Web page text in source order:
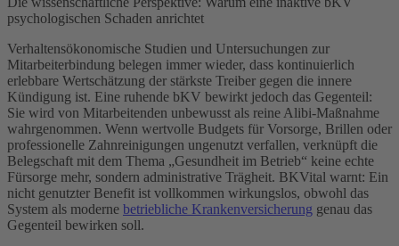
psychologischen Schaden anrichtet
Verhaltensökonomische Studien und Untersuchungen zur
Mitarbeiterbindung belegen immer wieder, dass kontinuierlich
erlebbare Wertschätzung der stärkste Treiber gegen die innere
Kündigung ist. Eine ruhende bKV bewirkt jedoch das Gegenteil:
Sie wird von Mitarbeitenden unbewusst als reine Alibi-Maßnahme
wahrgenommen. Wenn wertvolle Budgets für Vorsorge, Brillen oder
professionelle Zahnreinigungen ungenutzt verfallen, verknüpft die
Belegschaft mit dem Thema „Gesundheit im Betrieb“ keine echte
Fürsorge mehr, sondern administrative Trägheit. BKVital warnt: Ein
nicht genutzter Benefit ist vollkommen wirkungslos, obwohl das
System als moderne betriebliche Krankenversicherung genau das
Gegenteil bewirken soll.